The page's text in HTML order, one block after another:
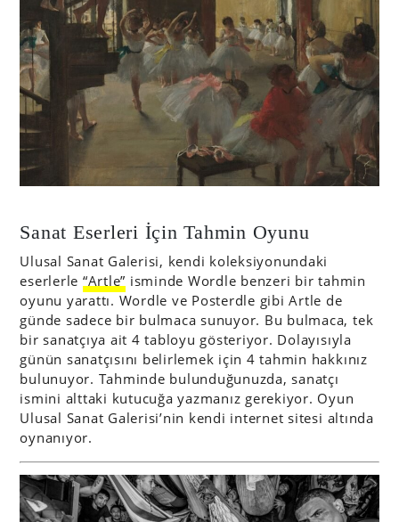
Sanat Eserleri İçin Tahmin Oyunu
Ulusal Sanat Galerisi, kendi koleksiyonundaki
eserlerle “Artle” isminde Wordle benzeri bir tahmin
oyunu yarattı. Wordle ve Posterdle gibi Artle de
günde sadece bir bulmaca sunuyor. Bu bulmaca, tek
bir sanatçıya ait 4 tabloyu gösteriyor. Dolayısıyla
günün sanatçısını belirlemek için 4 tahmin hakkınız
bulunuyor. Tahminde bulunduğunuzda, sanatçı
ismini alttaki kutucuğa yazmanız gerekiyor. Oyun
Ulusal Sanat Galerisi’nin kendi internet sitesi altında
oynanıyor.